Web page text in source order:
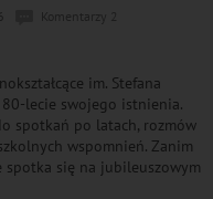
im. Stefana
lecie swojego istnienia.
spotkań po latach, rozmów
wspomnień. Zanim
spotka się na jubileuszowym